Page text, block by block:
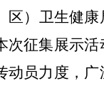
区）卫生健
次征集展示
动员力度，广